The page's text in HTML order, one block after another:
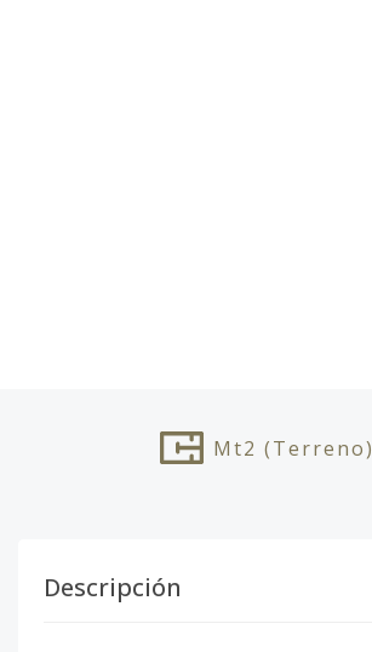
Mt2 (Terreno)
Descripción